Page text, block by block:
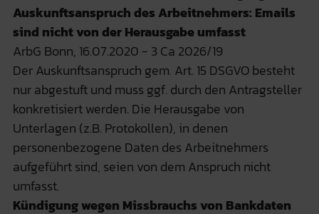
Auskunftsanspruch des Arbeitnehmers: Emails
sind nicht von der Herausgabe umfasst
ArbG Bonn, 16.07.2020 - 3 Ca 2026/19
Der Auskunftsanspruch gem. Art. 15 DSGVO besteht
nur abgestuft und muss ggf. durch den Antragsteller
konkretisiert werden. Die Herausgabe von
Unterlagen (z.B. Protokollen), in denen
personenbezogene Daten des Arbeitnehmers
aufgeführt sind, seien von dem Anspruch nicht
umfasst.
Kündigung wegen Missbrauchs von Bankdaten